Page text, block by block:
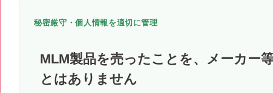
秘密厳守・個人情報を適切に管理
MLM製品を売ったことを、メーカー
とはありません